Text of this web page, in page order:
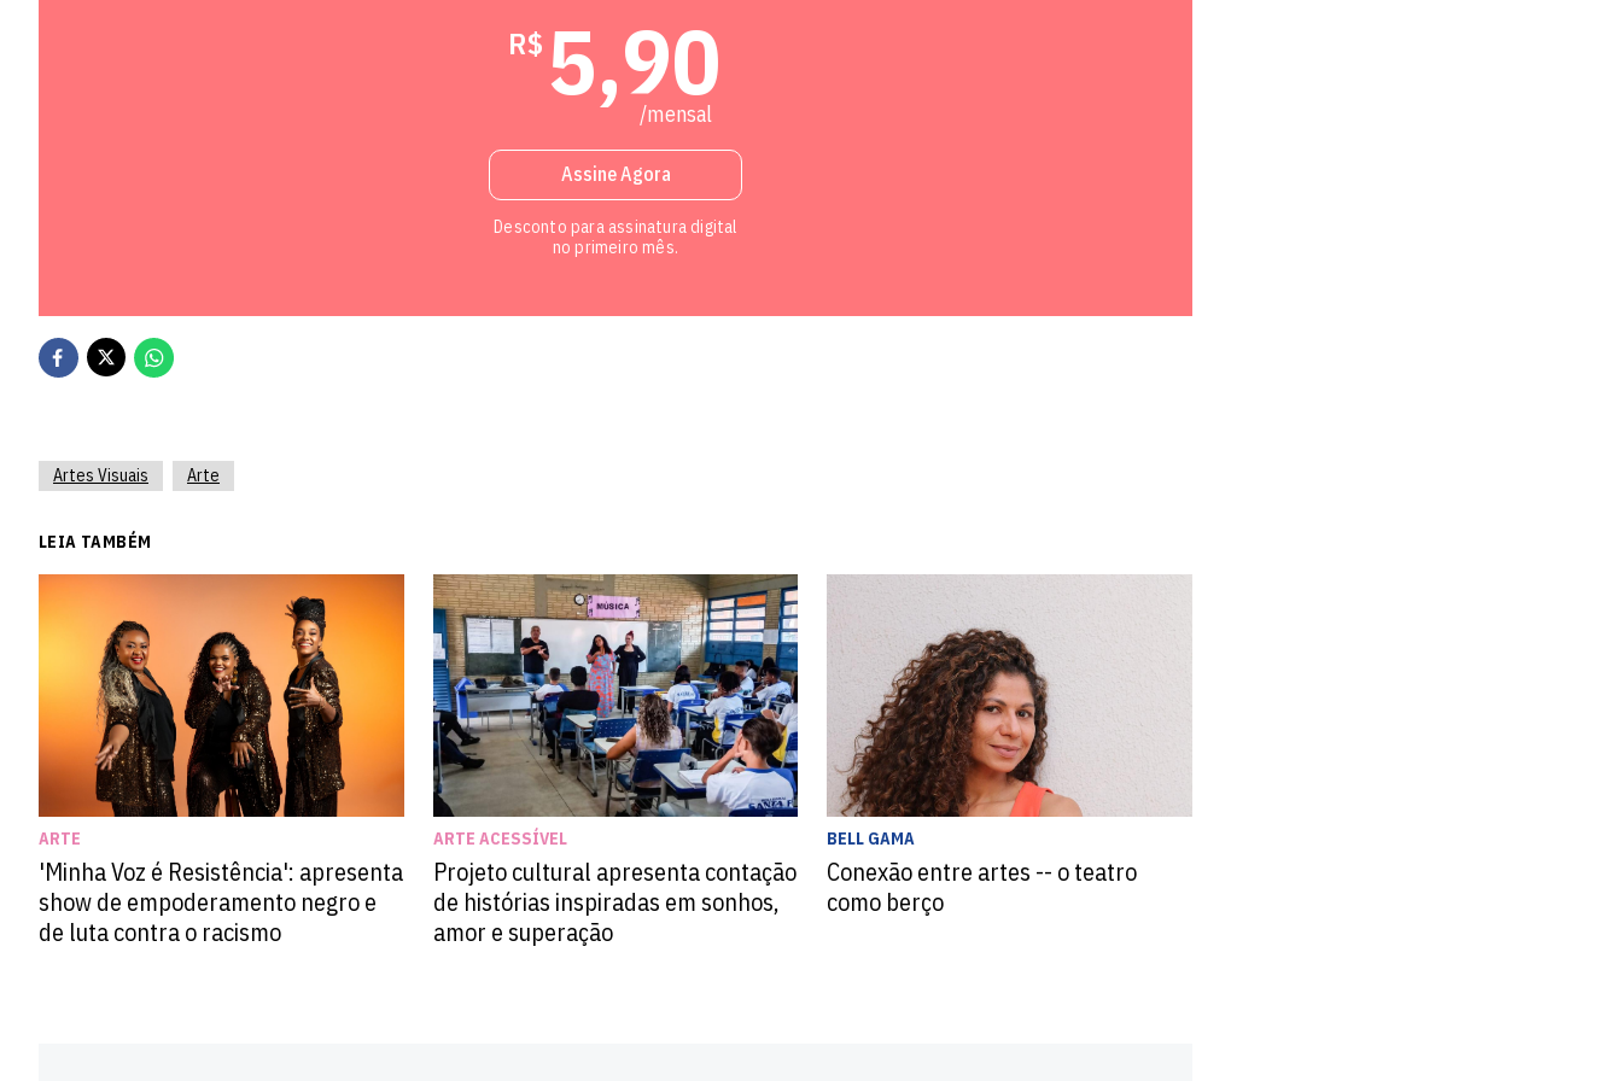
R$ 5,90
/mensal
Assine Agora
Desconto para assinatura digital
no primeiro mês.
Artes Visuais Arte
LEIA TAMBÉM
ARTE
'Minha Voz é Resistência': apresenta
show de empoderamento negro e
de luta contra o racismo
ARTE ACESSÍVEL
Projeto cultural apresenta contação
de histórias inspiradas em sonhos,
amor e superação
BELL GAMA
Conexão entre artes -- o teatro
como berço